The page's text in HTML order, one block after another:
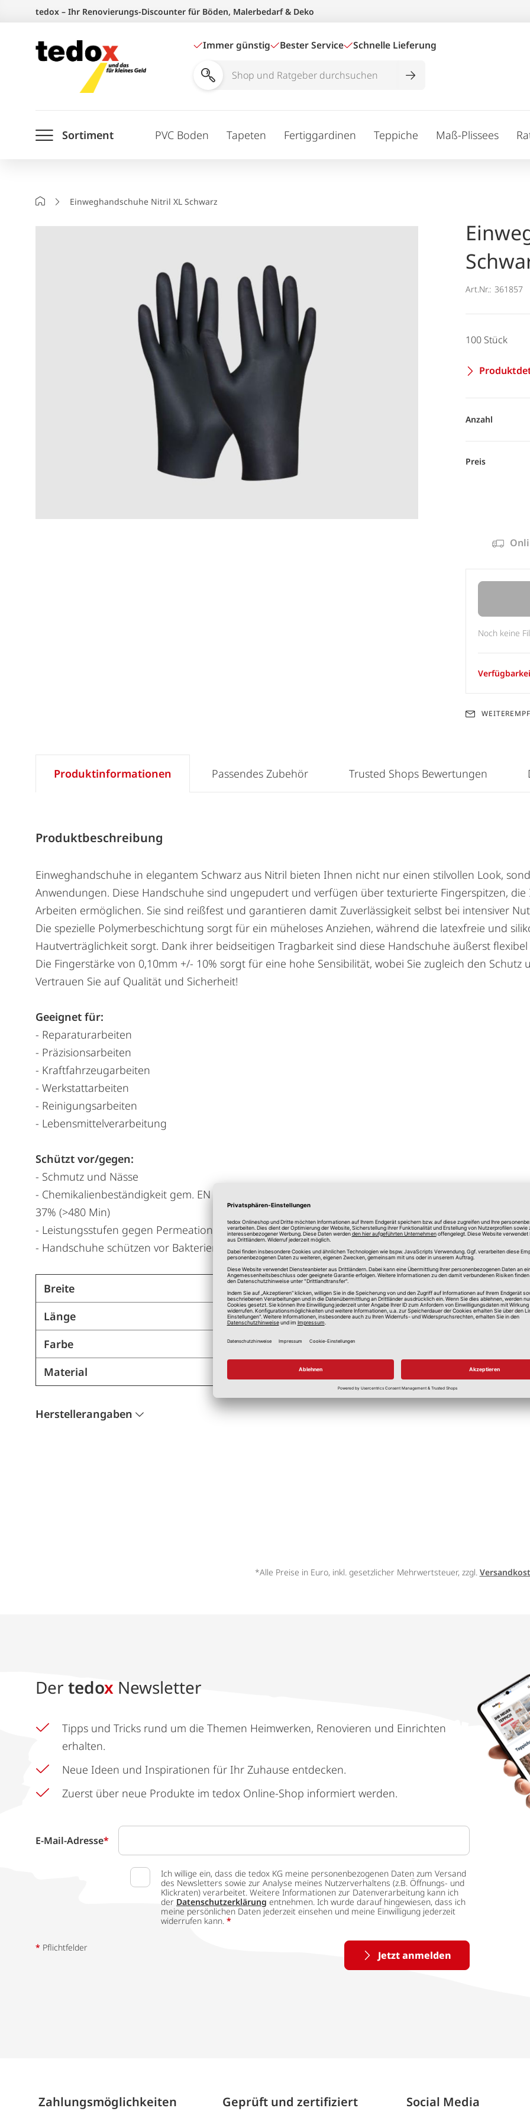
springen
tedox – Ihr Renovierungs-Discounter für Böden, Malerbedarf & Deko
Immer günstig Bester Service Schnelle Lieferung
Shop
durchsuchen
Sortiment PVC Boden Tapeten Fertiggardinen Teppiche Maß-Plissees
StartseiteEinweghandschuhe Nitril XL Schwarz
Art.Nr.: 361857
100 Stück
Anzahl
Preis
Noch keine
Produktinformationen
Produktbeschreibung
Einweghandschuhe in elegantem Schwarz aus Nitril bieten Ihnen nicht nur einen stilvollen Look,
Anwendungen. Diese Handschuhe sind ungepudert und verfügen über texturierte Fingerspitzen,
Arbeiten ermöglichen. Sie sind reißfest und garantieren damit Zuverlässigkeit selbst bei intensiver
Die spezielle Polymerbeschichtung sorgt für ein müheloses Anziehen, während die latexfreie und
Hautverträglichkeit sorgt. Dank ihrer beidseitigen Tragbarkeit sind diese Handschuhe äußerst
Die Fingerstärke von 0,10mm +/- 10% sorgt für eine hohe Sensibilität, wobei Sie zugleich den
Vertrauen Sie auf Qualität und Sicherheit!
Geeignet für:
- Reparaturarbeiten
- Präzisionsarbeiten
- Kraftfahrzeugarbeiten
- Werkstattarbeiten
- Reinigungsarbeiten
- Lebensmittelverarbeitung
Schützt vor/gegen:
- Schmutz und Nässe
- Chemikalienbeständigkeit gem. EN ISO 374:2016, Typ B: K=Natriumhydroxid 40% (>480 Min),
37% (>480 Min)
- Leistungsstufen gegen Permeation - siehe Verbraucherinformation EN ISO 374-5:2016
- Handschuhe schützen vor Bakterien und Pilzen
Breite
10,00 cm
Länge
24,00 cm
Farbe
Material
Herstellerangaben
Passendes Zubehör Trusted Shops Bewertungen
*Alle Preise in Euro, inkl. gesetzlicher Mehrwertsteuer, zzgl.
Der tedox Newsletter
Tipps und Tricks rund um die Themen Heimwerken, Renovieren und Einrichten
erhalten.
Neue Ideen und Inspirationen für Ihr Zuhause entdecken.
Zuerst über neue Produkte im tedox Online-Shop informiert werden.
E-Mail-Adresse*
Ich willige ein, dass die tedox KG meine personenbezogenen Daten zum Versand
des Newsletters sowie zur Analyse meines Nutzerverhaltens (z.B. Öffnungs- und
Klickraten) verarbeitet. Weitere Informationen zur Datenverarbeitung kann ich
der Datenschutzerklärung entnehmen. Ich wurde darauf hingewiesen, dass ich
meine persönlichen Daten jederzeit einsehen und meine Einwilligung jederzeit
widerrufen kann. *
Jetzt anmelden
* Pflichtfelder
Zahlungs­möglich­keiten Geprüft und zertifiziert Social Media